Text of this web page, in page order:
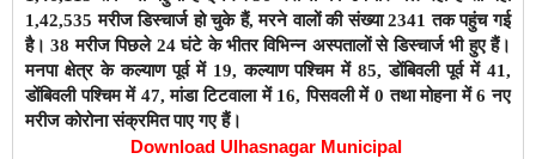
1,42,535 मरीज डिस्चार्ज हो चुके हैं,मरने वालों की संख्या 2341 तक पहुंच गई
है। 38 मरीज पिछले 24 घंटे के भीतर विभिन्न अस्पतालों से डिस्चार्ज भी हुए हैं।
मनपा क्षेत्र के कल्याण पूर्व में 19, कल्याण पश्चिम में 85, डोंबिवली पूर्व में 41,
डोंबिवली पश्चिम में 47, मांडा टिटवाला में 16, पिसवली में 0 तथा मोहना में 6 नए
मरीज कोरोना संक्रमित पाए गए हैं।
Download Ulhasnagar Municipal